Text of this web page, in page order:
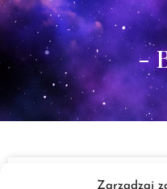
Zarządzaj
-
Syrop Miętowy.